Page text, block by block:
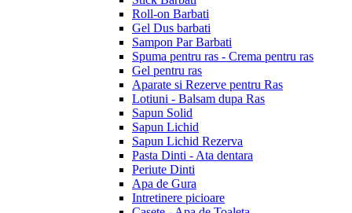
Roll-on Barbati
Gel Dus barbati
Sampon Par Barbati
Spuma pentru ras - Crema pentru ras
Gel pentru ras
Aparate si Rezerve pentru Ras
Lotiuni - Balsam dupa Ras
Sapun Solid
Sapun Lichid
Sapun Lichid Rezerva
Pasta Dinti - Ata dentara
Periute Dinti
Apa de Gura
Intretinere picioare